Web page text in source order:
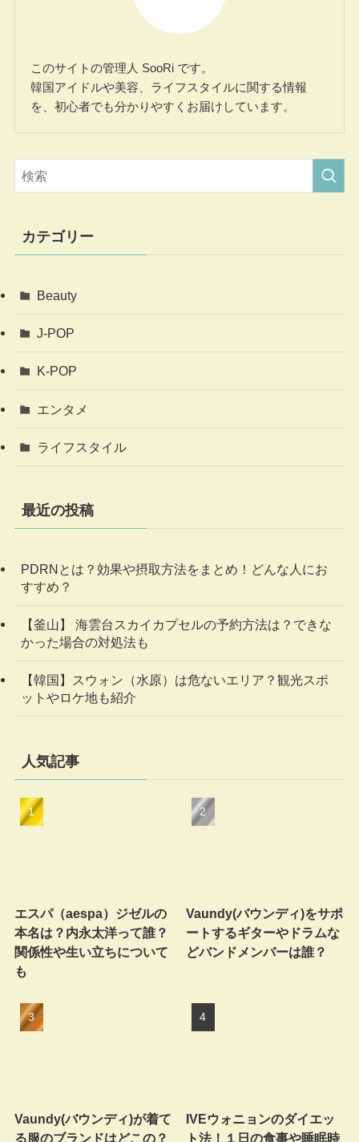
このサイトの管理人 SooRi です。
韓国アイドルや美容、ライフスタイルに関する情報
を、初心者でも分かりやすくお届けしています。
カテゴリー
Beauty
J-POP
K-POP
エンタメ
ライフスタイル
最近の投稿
PDRNとは？効果や摂取方法をまとめ！どんな人にお
すすめ？
【釜山】 海雲台スカイカプセルの予約方法は？できな
かった場合の対処法も
【韓国】スウォン（水原）は危ないエリア？観光スポ
ットやロケ地も紹介
人気記事
エスパ（aespa）ジゼルの
本名は？内永太洋って誰？
関係性や生い立ちについて
も
Vaundy(バウンディ)をサポ
ートするギターやドラムな
どバンドメンバーは誰？
Vaundy(バウンディ)が着て
る服のブランドはどこの？
IVEウォニョンのダイエッ
ト法！１日の食事や睡眠時